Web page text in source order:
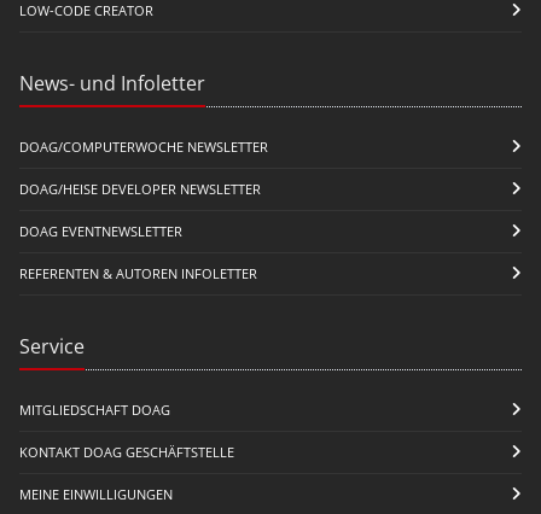
LOW-CODE CREATOR
News- und Infoletter
DOAG/COMPUTERWOCHE NEWSLETTER
DOAG/HEISE DEVELOPER NEWSLETTER
DOAG EVENTNEWSLETTER
REFERENTEN & AUTOREN INFOLETTER
Service
MITGLIEDSCHAFT DOAG
KONTAKT DOAG GESCHÄFTSTELLE
MEINE EINWILLIGUNGEN